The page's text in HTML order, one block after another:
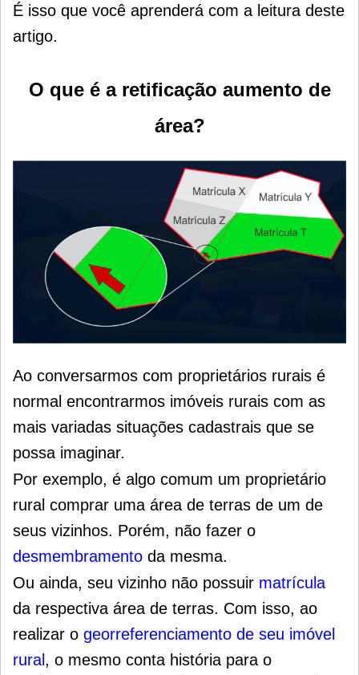
É isso que você aprenderá com a leitura deste
artigo.
O que é a retificação aumento de
área?
Ao conversarmos com proprietários rurais é
normal encontrarmos imóveis rurais com as
mais variadas situações cadastrais que se
possa imaginar.
Por exemplo, é algo comum um proprietário
rural comprar uma área de terras de um de
seus vizinhos. Porém, não fazer o
desmembramento da mesma.
Ou ainda, seu vizinho não possuir matrícula
da respectiva área de terras. Com isso, ao
realizar o georreferenciamento de seu imóvel
rural , o mesmo conta história para o